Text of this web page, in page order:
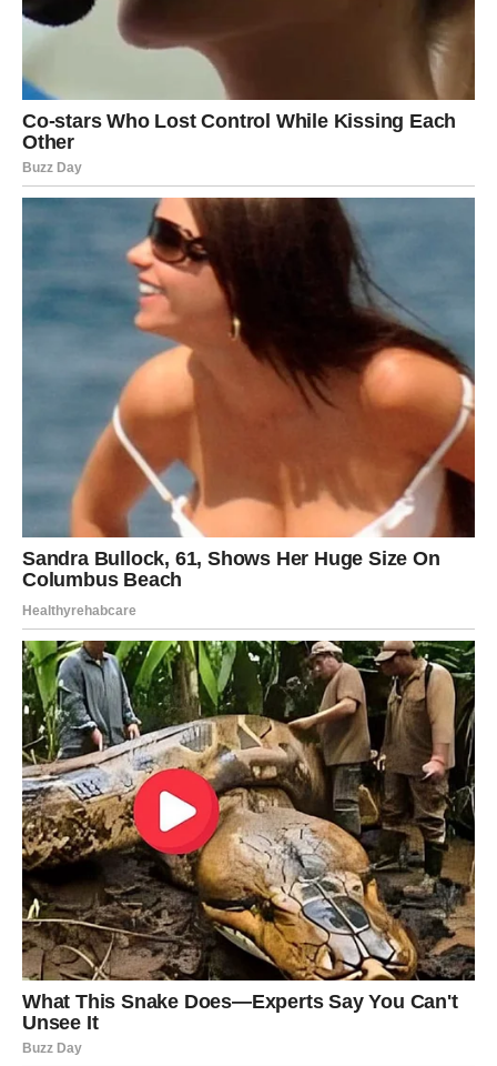
Za osobe s kardiovaskularnim bolestima ključna je zdrava
prehrana, osobito u danima kada su temperature visoke.
Liječnici preporučuju konzumaciju obilja voća, povrća i ribe, a
unos slatke i masne hrane svesti na minimum.
Osim toga, ključno je uzeti u obzir vrstu tekućine koja se
konzumira, jer određeni izbori mogu potencijalno pogoršati
stanje pacijenta.